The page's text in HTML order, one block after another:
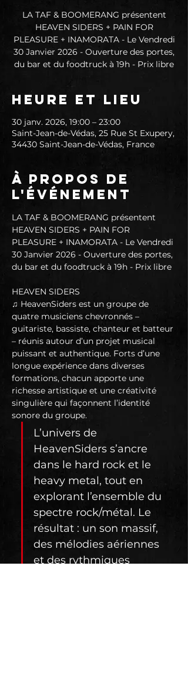
LA TAF & BOOMERANG présentent
HEAVEN SIDERS + PAIN FOR
PLEASURE + INAMORATA - Le Vendredi
30 Janvier 2026 - Ouverture des portes,
du bar et du foodtruck à 19h - Prix libre
Heure et lieu
30 janv. 2026, 19:00 – 23:00
Saint-Jean-de-Védas, 25 Rue St Exupery,
34430 Saint-Jean-de-Védas, France
À propos de
l'événement
LA TAF & BOOMERANG présentent
HEAVEN SIDERS + PAIN FOR
PLEASURE + INAMORATA - Le Vendredi
30 Janvier 2026 - Ouverture des portes,
du bar et du foodtruck à 19h - Prix libre
HEAVEN SIDERS
♫ HeavenSiders est un groupe de
quatre musiciens chevronnés –
guitariste, bassiste, chanteur et batteur
– réunis autour d’un projet musical
puissant et authentique. Forts d’une
longue expérience dans diverses
formations, chacun apporte une
richesse artistique et une créativité
singulière qui façonnent l’identité
sonore du groupe.
L’univers de
HeavenSiders s’ancre
dans le hard rock et le
heavy metal, tout en
explorant l’ensemble du
spectre rock/métal. Le
résultat : un son massif,
des mélodies aériennes
et des rythmiques